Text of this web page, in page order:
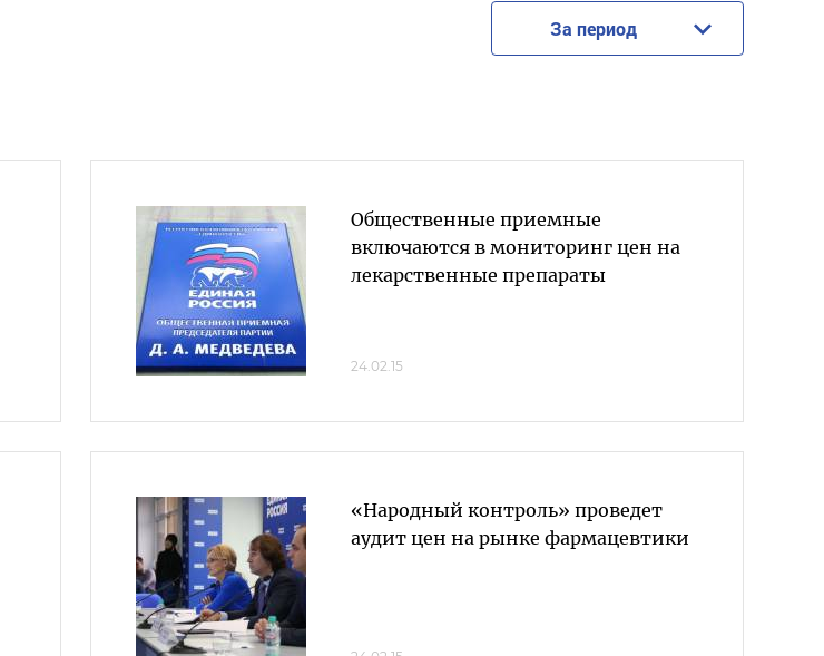
За период
Общественные приемные
включаются в мониторинг цен на
лекарственные препараты
24.02.15
«Народный контроль» проведет
аудит цен на рынке фармацевтики